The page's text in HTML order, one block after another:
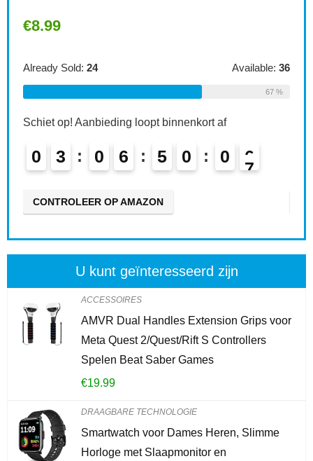
€8.99
Already Sold: 24 Available: 36
67 %
Schiet op! Aanbieding loopt binnenkort af
0 3 0 6 5 0 0 5
CONTROLEER OP AMAZON
U kunt geïnteresseerd zijn
ACCESSOIRES
AMVR Dual Handles Extension Grips voor
Meta Quest 2/Quest/Rift S Controllers
Spelen Beat Saber Games
€19.99
DRAAGBARE TECHNOLOGIE
Smartwatch voor Dames Heren, Slimme
Horloge met Slaapmonitor en